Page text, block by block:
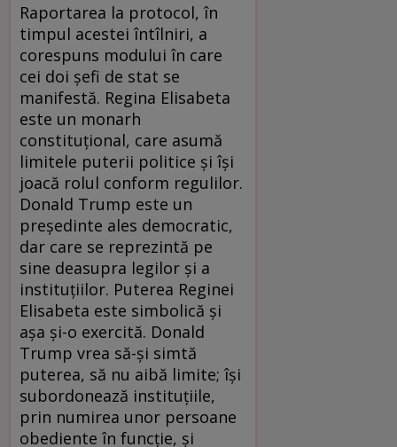
Raportarea la protocol, în
timpul acestei întîlniri, a
corespuns modului în care
cei doi șefi de stat se
manifestă. Regina Elisabeta
este un monarh
constituțional, care asumă
limitele puterii politice și își
joacă rolul conform regulilor.
Donald Trump este un
președinte ales democratic,
dar care se reprezintă pe
sine deasupra legilor și a
instituțiilor. Puterea Reginei
Elisabeta este simbolică și
așa și-o exercită. Donald
Trump vrea să-și simtă
puterea, să nu aibă limite; își
subordonează instituțiile,
prin numirea unor persoane
obediente în funcție, și